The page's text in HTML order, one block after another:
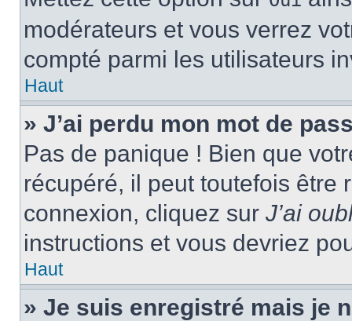
modérateurs et vous verrez
compté parmi les utilisateurs
Haut
» J’ai perdu mon mot de
Pas de panique ! Bien que
récupéré, il peut toutefois être
connexion, cliquez sur J’ai
instructions et vous devriez
Haut
» Je suis enregistré mais je